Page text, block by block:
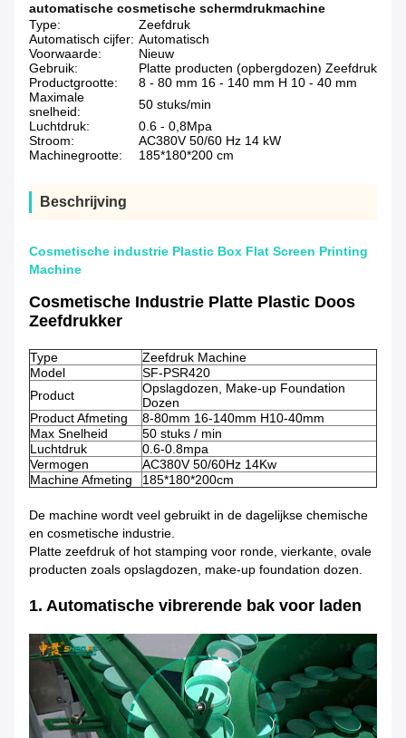
automatische cosmetische schermdrukmachine
Type:
Zeefdruk
Automatisch cijfer: Automatisch
Voorwaarde:
Nieuw
Gebruik:
Platte producten (opbergdozen) Zeefdruk
Productgrootte:
8 - 80 mm 16 - 140 mm H 10 - 40 mm
Maximale
snelheid:
50 stuks/min
Luchtdruk:
0.6 - 0,8Mpa
Stroom:
AC380V 50/60 Hz 14 kW
Machinegrootte:
185*180*200 cm
Beschrijving
Cosmetische industrie Plastic Box Flat Screen Printing
Machine
Cosmetische Industrie Platte Plastic Doos
Zeefdrukker
Type
Zeefdruk Machine
Model
SF-PSR420
Product
Opslagdozen, Make-up Foundation
Dozen
Product Afmeting
8-80mm 16-140mm H10-40mm
Max Snelheid
50 stuks / min
Luchtdruk
0.6-0.8mpa
Vermogen
AC380V 50/60Hz 14Kw
Machine Afmeting
185*180*200cm
De machine wordt veel gebruikt in de dagelijkse chemische
en cosmetische industrie.
Platte zeefdruk of hot stamping voor ronde, vierkante, ovale
producten zoals opslagdozen, make-up foundation dozen.
1. Automatische vibrerende bak voor laden